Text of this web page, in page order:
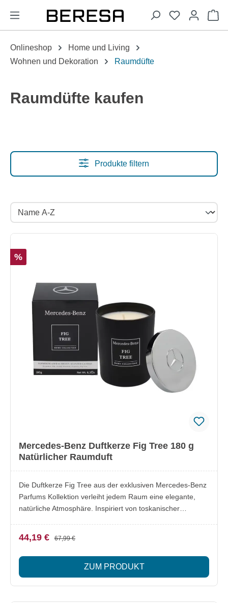
springen
Onlineshop
Home und Living
Wohnen und Dekoration
Raumdüfte
Raumdüfte kaufen
Produkte filtern
%
Mercedes-Benz Duftkerze Fig Tree 180 g
Natürlicher Raumduft
Die Duftkerze Fig Tree aus der exklusiven Mercedes-Benz
Parfums Kollektion verleiht jedem Raum eine elegante,
natürliche Atmosphäre. Inspiriert von toskanischer
treffen auf reife Feige, Orangenblüte und Moschus.
Hergestellt aus 100 % farbstofffreiem Pflanzenwachs mit
einem Docht aus reiner Baumwolle für ein nachhaltiges
und langanhaltendes Dufterlebnis. Lieferumfang: 1x
44,19 € 67,99 €
ZUM PRODUKT